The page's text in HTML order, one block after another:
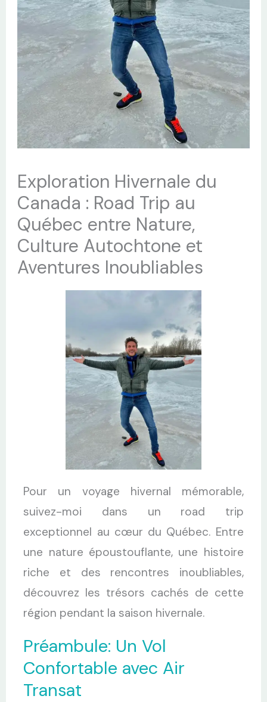
Exploration Hivernale du
Canada : Road Trip au
Québec entre Nature,
Culture Autochtone et
Aventures Inoubliables
Pour un voyage hivernal mémorable,
suivez-moi dans un road trip
exceptionnel au cœur du Québec. Entre
une nature époustouflante, une histoire
riche et des rencontres inoubliables,
découvrez les trésors cachés de cette
région pendant la saison hivernale.
Préambule: Un Vol
Confortable avec Air
Transat